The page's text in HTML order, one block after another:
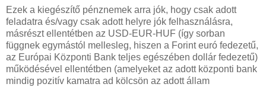
Ezek a kiegészítő pénznemek arra jók, hogy csak adott
feladatra és/vagy csak adott helyre jók felhasználásra,
másrészt ellentétben az USD-EUR-HUF (így sorban
függnek egymástól mellesleg, hiszen a Forint euró fedezetű,
az Európai Központi Bank teljes egészében dollár fedezetű)
működésével ellentétben (amelyeket az adott központi bank
mindig pozitív kamatra ad kölcsön az adott állam